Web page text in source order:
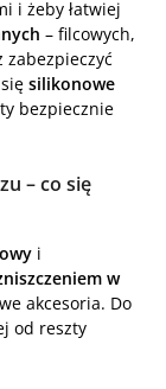
i żeby łatwiej
– filcowych,
zabezpieczyć
silikonowe
bezpiecznie
– co się
i
w
akcesoria. Do
od reszty